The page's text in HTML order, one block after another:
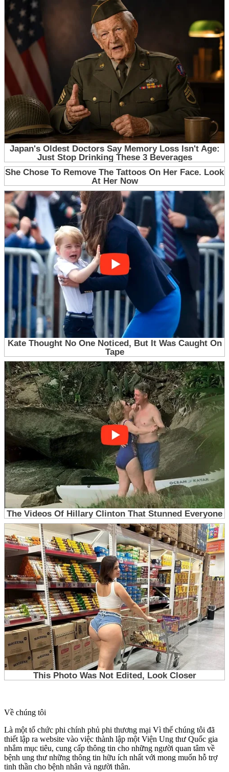
Về chúng tôi
Là một tổ chức phi chính phủ phi thương mại Vì thế chúng tôi đã
thiết lập ra website vào việc thành lập một Viện Ung thư Quốc gia
nhắm mục tiêu, cung cấp thông tin cho những người quan tâm về
bệnh ung thư những thông tin hữu ích nhất với mong muốn hỗ trợ
tinh thần cho bệnh nhân và người thân.